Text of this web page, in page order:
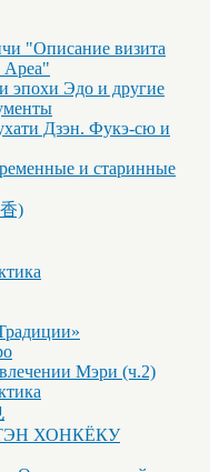
"Описание визита
Ареа"
эпохи Эдо и другие
Дзэн. Фукэ-сю и
и старинные
)
Мэри (ч.2)
ХОНКЁКУ